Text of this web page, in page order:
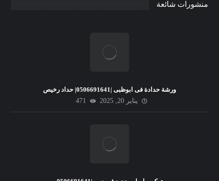
منشورات شائعة
ورشة حدادة فى ابوظبى |0506691641| حداد رخيص
يناير 20, 2025
471